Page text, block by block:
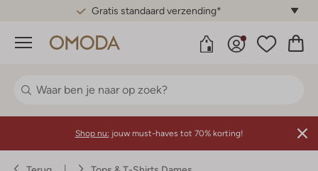
Gratis standaard verzending*
Menu
Shop nu: jouw must-haves tot 70% korting!